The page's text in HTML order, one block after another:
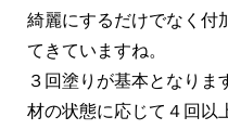
綺麗にするだけでなく付
てきていますね。
３回塗りが基本となりま
材の状態に応じて４回以